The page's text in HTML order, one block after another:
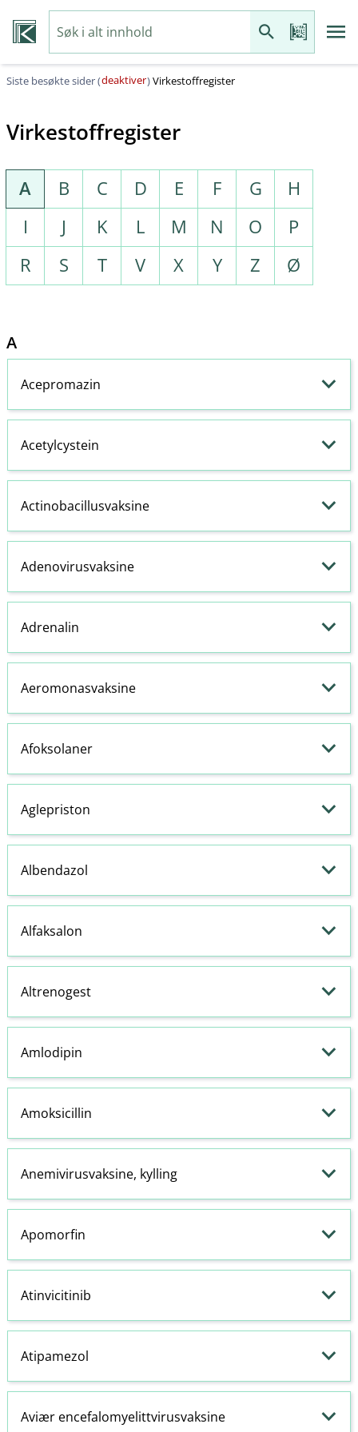
Siste besøkte sider (deaktiver)Virkestoffregister
Virkestoffregister
A B C D E F G
H
I
J K L M N O
P
R
S T V X Y Z Ø
A
Acepromazin
Acetylcystein
Actinobacillusvaksine
Adenovirusvaksine
Adrenalin
Aeromonasvaksine
Afoksolaner
Aglepriston
Albendazol
Alfaksalon
Altrenogest
Amlodipin
Amoksicillin
Anemivirusvaksine, kylling
Apomorfin
Atinvicitinib
Atipamezol
Aviær encefalomyelittvirusvaksine